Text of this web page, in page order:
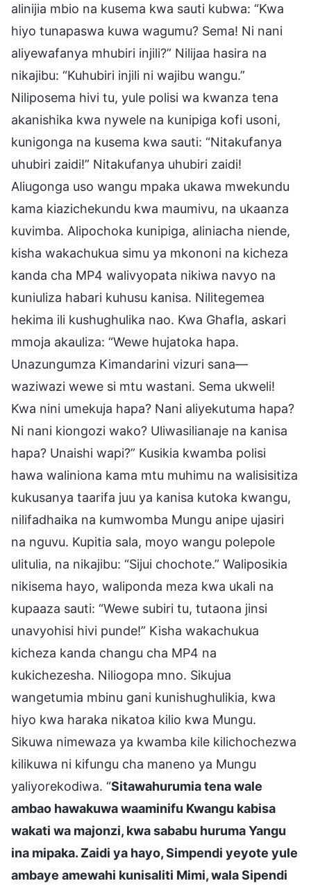
alinijia mbio na kusema kwa sauti kubwa: “Kwa
hiyo tunapaswa kuwa wagumu? Sema! Ni nani
aliyewafanya mhubiri injili?” Nilijaa hasira na
nikajibu: “Kuhubiri injili ni wajibu wangu.”
Niliposema hivi tu, yule polisi wa kwanza tena
akanishika kwa nywele na kunipiga kofi usoni,
kunigonga na kusema kwa sauti: “Nitakufanya
uhubiri zaidi!” Nitakufanya uhubiri zaidi!
Aliugonga uso wangu mpaka ukawa mwekundu
kama kiazichekundu kwa maumivu, na ukaanza
kuvimba. Alipochoka kunipiga, aliniacha niende,
kisha wakachukua simu ya mkononi na kicheza
kanda cha MP4 walivyopata nikiwa navyo na
kuniuliza habari kuhusu kanisa. Nilitegemea
hekima ili kushughulika nao. Kwa Ghafla, askari
mmoja akauliza: “Wewe hujatoka hapa.
Unazungumza Kimandarini vizuri sana—
waziwazi wewe si mtu wastani. Sema ukweli!
Kwa nini umekuja hapa? Nani aliyekutuma hapa?
Ni nani kiongozi wako? Uliwasilianaje na kanisa
hapa? Unaishi wapi?” Kusikia kwamba polisi
hawa waliniona kama mtu muhimu na walisisitiza
kukusanya taarifa juu ya kanisa kutoka kwangu,
nilifadhaika na kumwomba Mungu anipe ujasiri
na nguvu. Kupitia sala, moyo wangu polepole
ulitulia, na nikajibu: “Sijui chochote.” Waliposikia
nikisema hayo, waliponda meza kwa ukali na
kupaaza sauti: “Wewe subiri tu, tutaona jinsi
unavyohisi hivi punde!” Kisha wakachukua
kicheza kanda changu cha MP4 na
kukichezesha. Niliogopa mno. Sikujua
wangetumia mbinu gani kunishughulikia, kwa
hiyo kwa haraka nikatoa kilio kwa Mungu.
Sikuwa nimewaza ya kwamba kile kilichochezwa
kilikuwa ni kifungu cha maneno ya Mungu
yaliyorekodiwa. “Sitawahurumia tena wale
ambao hawakuwa waaminifu Kwangu kabisa
wakati wa majonzi, kwa sababu huruma Yangu
ina mipaka. Zaidi ya hayo, Simpendi yeyote yule
ambaye amewahi kunisaliti Mimi, wala Sipendi